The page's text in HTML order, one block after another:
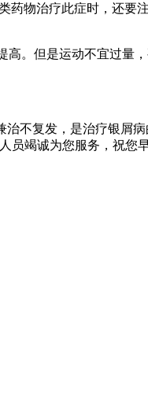
物治疗此症时，还要
。但是运动不宜过量
不复发，是治疗银屑
员竭诚为您服务，祝您